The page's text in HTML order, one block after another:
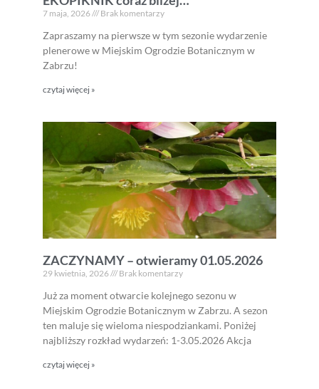
7 maja, 2026 Brak komentarzy
Zapraszamy na pierwsze w tym sezonie wydarzenie
plenerowe w Miejskim Ogrodzie Botanicznym w
Zabrzu!
czytaj więcej »
ZACZYNAMY – otwieramy 01.05.2026
29 kwietnia, 2026 Brak komentarzy
Już za moment otwarcie kolejnego sezonu w
Miejskim Ogrodzie Botanicznym w Zabrzu. A sezon
ten maluje się wieloma niespodziankami. Poniżej
najbliższy rozkład wydarzeń: 1-3.05.2026 Akcja
czytaj więcej »